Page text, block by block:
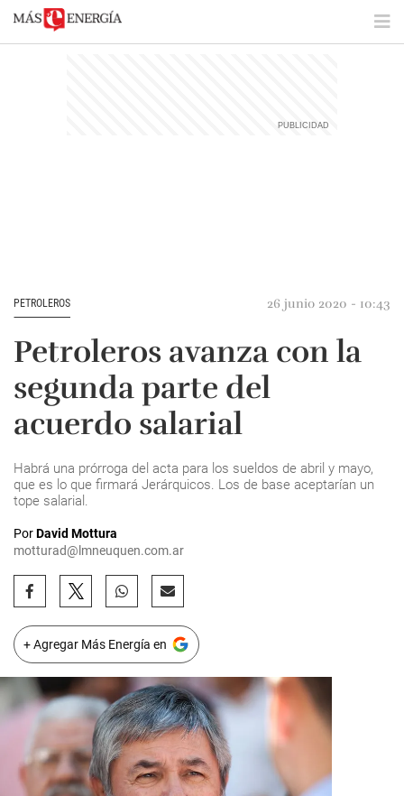
PETROLEROS 26 junio 2020 - 10:43
Petroleros avanza con la
segunda parte del
acuerdo salarial
Habrá una prórroga del acta para los sueldos de abril y mayo,
que es lo que firmará Jerárquicos. Los de base aceptarían un
tope salarial.
PorDavid Mottura
motturad@lmneuquen.com.ar
+ Agregar Más Energía en